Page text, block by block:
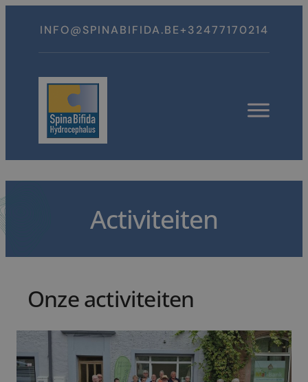
INFO@SPINABIFIDA.BE+32477170214
Open
menu
Activiteiten
Onze activiteiten